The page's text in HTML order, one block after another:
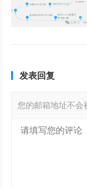
发表回复
您的邮箱地址不会